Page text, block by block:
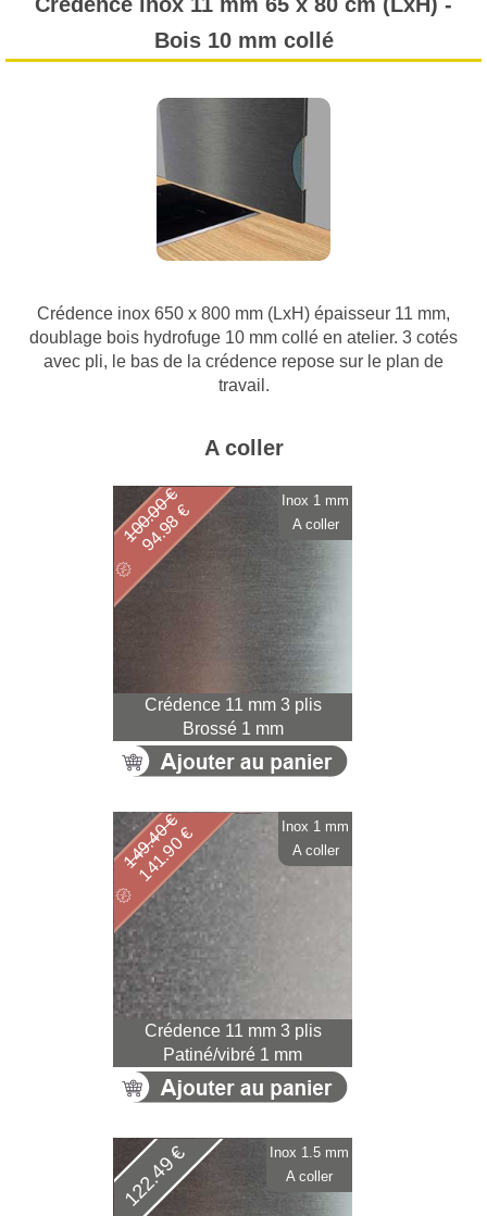
Bois 10 mm collé
Crédence inox 650 x 800 mm (LxH) épaisseur 11 mm,
doublage bois hydrofuge 10 mm collé en atelier. 3 cotés
avec pli, le bas de la crédence repose sur le plan de
travail.
A coller
Crédence 11 mm 3 plis
Brossé 1 mm
94.98 €
100.00 €
Inox 1 mm
A coller
Crédence 11 mm 3 plis
Patiné/vibré 1 mm
141.90 €
149.40 €
Inox 1 mm
A coller
122.49 €
Inox 1.5 mm
A coller